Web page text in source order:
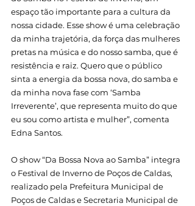
espaço tão importante para a cultura da
nossa cidade. Esse show é uma celebração
da minha trajetória, da força das mulheres
pretas na música e do nosso samba, que é
resistência e raiz. Quero que o público
sinta a energia da bossa nova, do samba e
da minha nova fase com ‘Samba
Irreverente’, que representa muito do que
eu sou como artista e mulher”, comenta
Edna Santos.
O show “Da Bossa Nova ao Samba” integra
o Festival de Inverno de Poços de Caldas,
realizado pela Prefeitura Municipal de
Poços de Caldas e Secretaria Municipal de